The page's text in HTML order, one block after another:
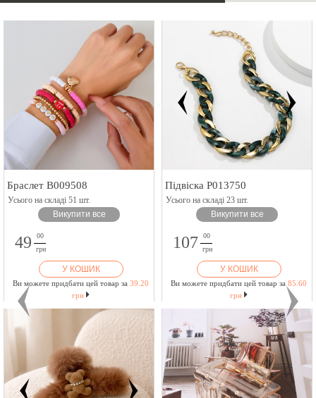
Браслет B009508
Усього на складі 51 шт.
Викупити все
49
00
грн
У КОШИК
Ви можете придбати цей товар за 39.20
грн
Підвіска P013750
Усього на складі 23 шт.
Викупити все
107
00
грн
У КОШИК
Ви можете придбати цей товар за 85.60
грн